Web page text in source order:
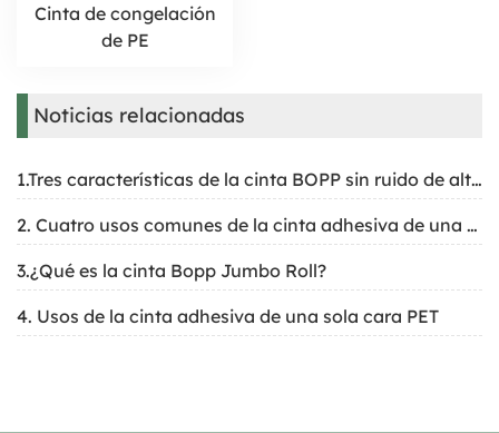
Cinta de congelación
de PE
Noticias relacionadas
1.Tres características de la cinta BOPP sin ruido de alta calidad
2. Cuatro usos comunes de la cinta adhesiva de una sola cara PET
3.¿Qué es la cinta Bopp Jumbo Roll?
4. Usos de la cinta adhesiva de una sola cara PET